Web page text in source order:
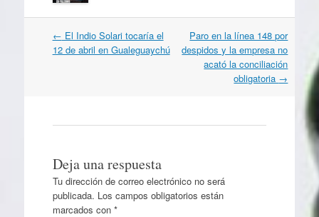
Navegación
por
← El Indio Solari tocaría el
12 de abril en Gualeguaychú
Paro en la línea 148 por
despidos y la empresa no
acató la conciliación
obligatoria →
Deja una respuesta
Tu dirección de correo electrónico no será
publicada. Los campos obligatorios están
marcados con *